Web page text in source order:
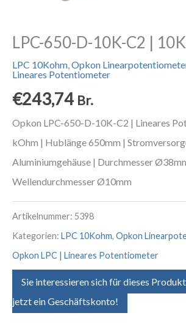
LPC-650-D-10K-C2 |
LPC 10Kohm,Opkon
Lineares Potentiometer
€243,74 Br.
Opkon LPC-650-D-10K-C2 | Lineares
kOhm | Hublänge 650mm |
Aluminiumgehäuse | Durchmesser
Wellendurchmesser Ø10mm
Artikelnummer: 5398
Kategorien: LPC 10Kohm, Opkon
Opkon LPC | Lineares Potentiometer
Sie interessieren sich für dieses
jetzt ein Geschäftskonto!